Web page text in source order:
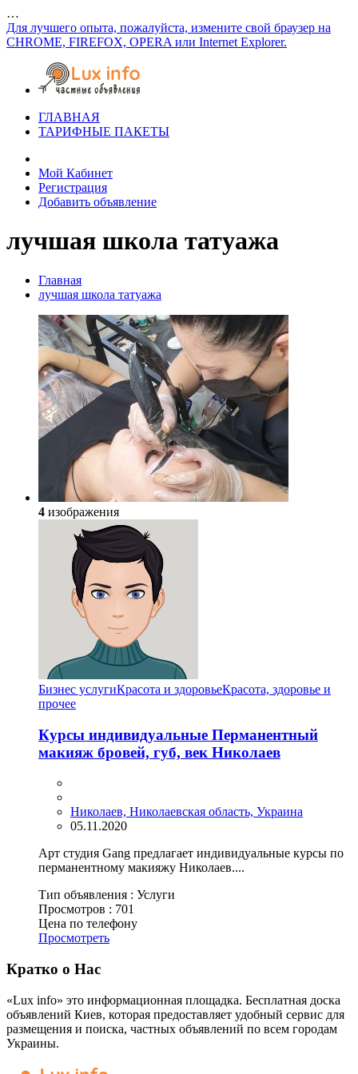
…
Для лучшего опыта, пожалуйста, измените свой браузер на
CHROME, FIREFOX, OPERA или Internet Explorer.
ГЛАВНАЯ
ТАРИФНЫЕ ПАКЕТЫ
Мой Кабинет
Регистрация
Добавить объявление
лучшая школа татуажа
Главная
лучшая школа татуажа
4 изображения
Бизнес услугиКрасота и здоровьеКрасота, здоровье и
прочее
Курсы индивидуальные Перманентный
макияж бровей, губ, век Николаев
Николаев, Николаевская область, Украина
05.11.2020
Арт студия Gang предлагает индивидуальные курсы по
перманентному макияжу Николаев....
Тип объявления : Услуги
Просмотров : 701
Цена по телефону
Просмотреть
Кратко о Нас
«Lux info» это информационная площадка. Бесплатная доска
объявлений Киев, которая предоставляет удобный сервис для
размещения и поиска, частных объявлений по всем городам
Украины.